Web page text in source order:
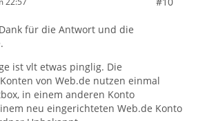
für die Antwort und die
ist vlt etwas pinglig. Die
von Web.de nutzen einmal
in einem anderen Konto
neu eingerichteten Web.de Konto